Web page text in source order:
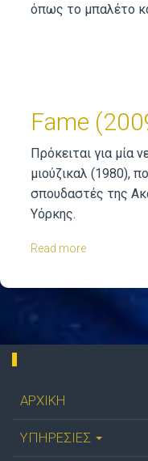
όπως το μπαλέτο
Fame
Πρόκειται για μία
μιούζικαλ (1980),
σπουδαστές της
Υόρκης.
Read more
ΑΡΧΙΚΗ
ΥΠΗΡΕΣΙΕΣ